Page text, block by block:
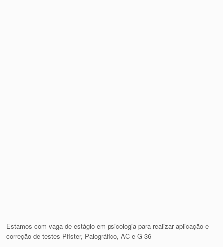
Estamos com vaga de estágio em psicologia para realizar aplicação e
correção de testes Pfister, Palográfico, AC e G-36